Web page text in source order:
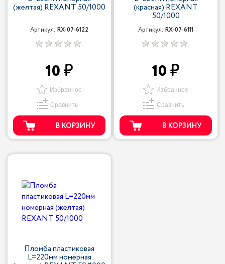
(желтая) REXANT 50/1000
Артикул: RX-07-6122
10
Избранное
Сравнить
В КОРЗИНУ
(красная) REXANT
50/1000
Артикул: RX-07-6111
10
Избранное
Сравнить
В КОРЗИНУ
Пломба пластиковая
L=220мм номерная